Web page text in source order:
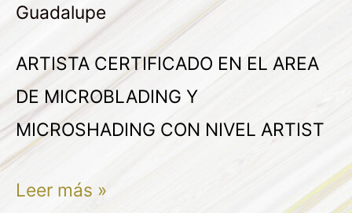
Guadalupe
ARTISTA CERTIFICADO EN EL AREA
DE MICROBLADING Y
MICROSHADING CON NIVEL ARTIST
URUETA
Leer más »